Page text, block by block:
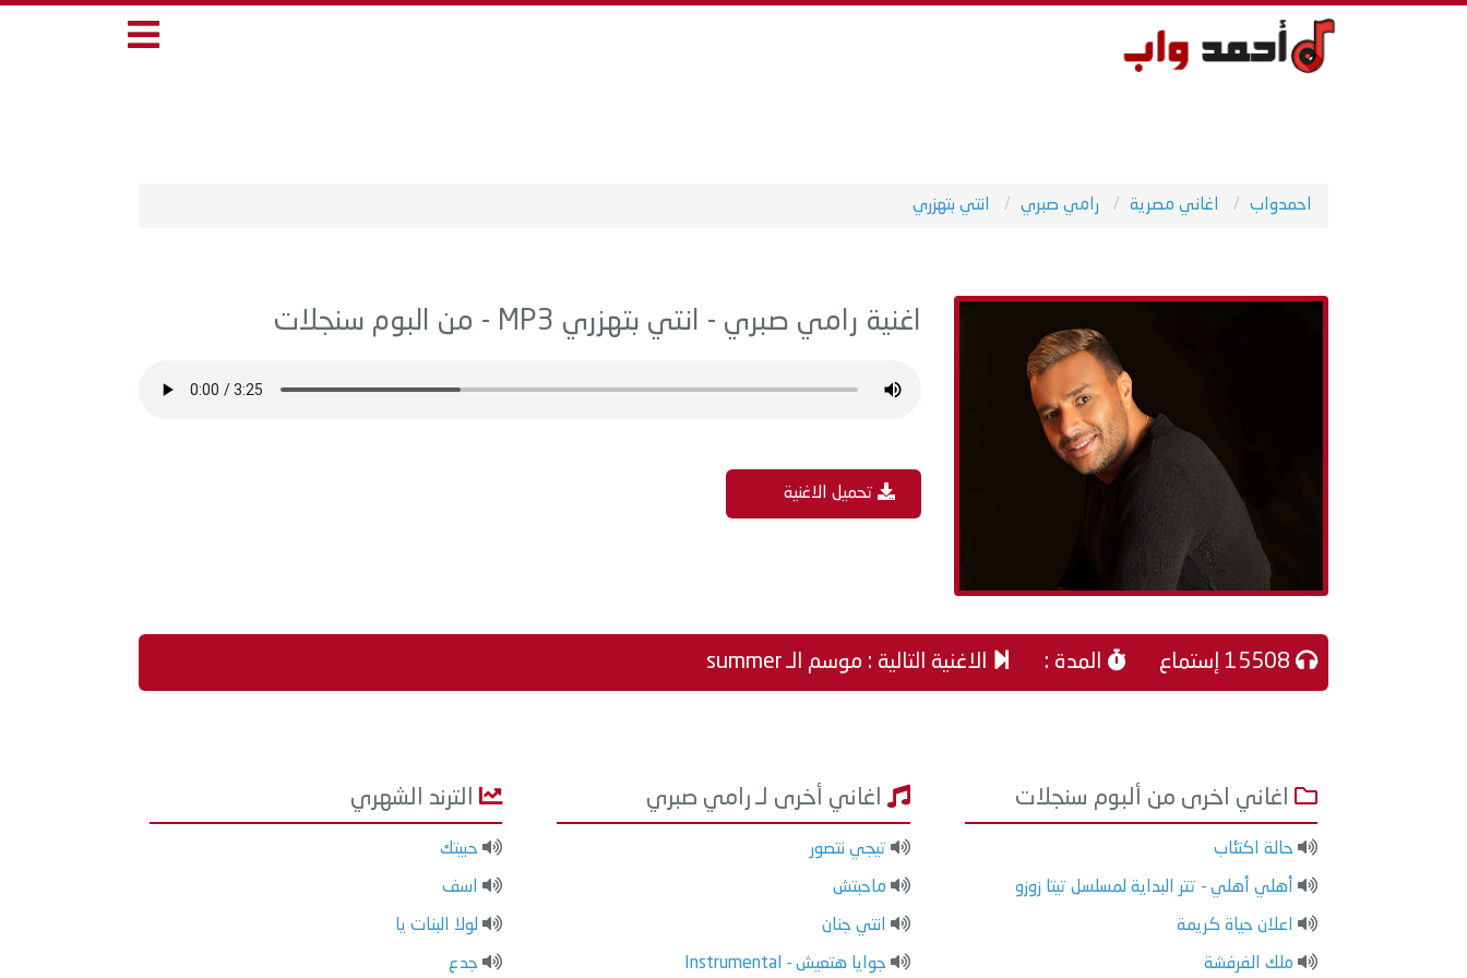
احمدواب اغاني مصرية رامي صبري انتي بتهزري
اغنية رامي صبري - انتي بتهزري MP3 - من البوم سنجلات
تحميل الاغنية
المدة : الاغنية التالية : موسم الـ summer
اغاني اخرى من ألبوم سنجلات
حالة اكتئاب
أهلي أهلي - تتر البداية لمسلسل تيتا زوزو
اعلان حياة كريمة
ملك الفرفشة
اغاني أخرى لـ رامي صبري
تيجي نتصور
ماحبتش
انتي جنان
جوايا هتعيش - Instrumental
الترند الشهري
حبيتك
اسف
لولا البنات يا
جدع